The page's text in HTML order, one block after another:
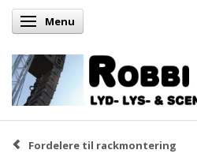
Skifte navigation
Menu
Fordelere til rackmontering